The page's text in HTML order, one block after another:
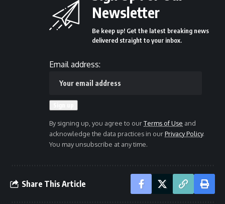
Newsletter
Be keep up! Get the latest breaking news
delivered straight to your inbox.
Email address:
By signing up, you agree to ourTerms of Use and
acknowledge the data practices in ourPrivacy Policy.
You may unsubscribe at any time.
Share This Article